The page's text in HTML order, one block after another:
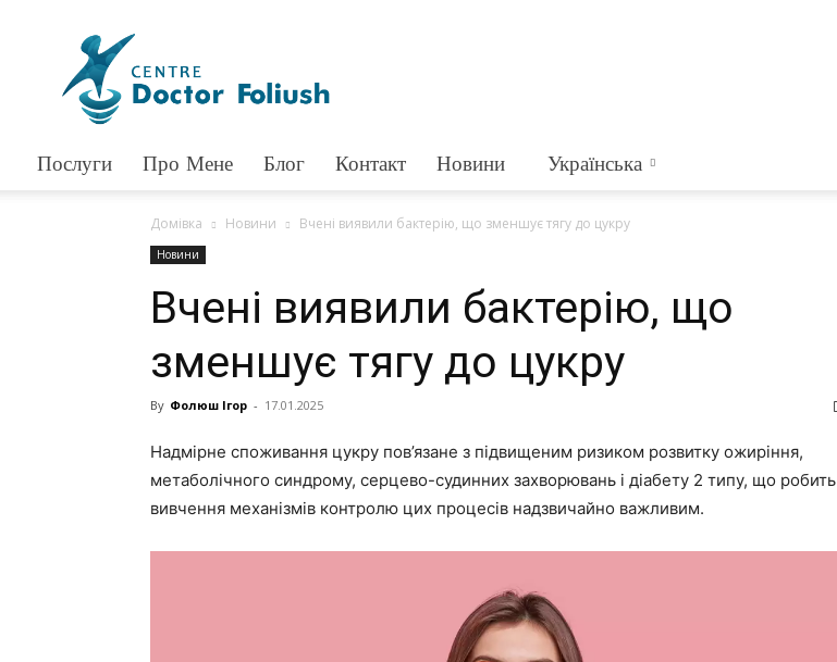
Послуги Про Мене Блог Контакт Новини Українська
Домівка Новини Вчені виявили бактерію, що зменшує тягу до цукру
Новини
Вчені виявили бактерію, що
зменшує тягу до цукру
By Фолюш Ігор - 17.01.2025
Надмірне споживання цукру пов’язане з підвищеним ризиком розвитку ожиріння,
метаболічного синдрому, серцево-судинних захворювань і діабету 2 типу, що робить
вивчення механізмів контролю цих процесів надзвичайно важливим.